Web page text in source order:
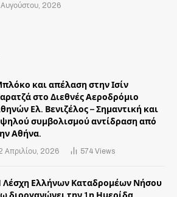
Αυγούστου, 2026
και απέλαση στην Ισίν
στο Διεθνές Αεροδρόμιο
Ελ. Βενιζέλος – Σημαντική και
συμβολισμού αντίδραση από
Αθήνα.
Απριλίου, 2026 574 Views
Λέσχη Ελλήνων Καταδρομέων Νήσου